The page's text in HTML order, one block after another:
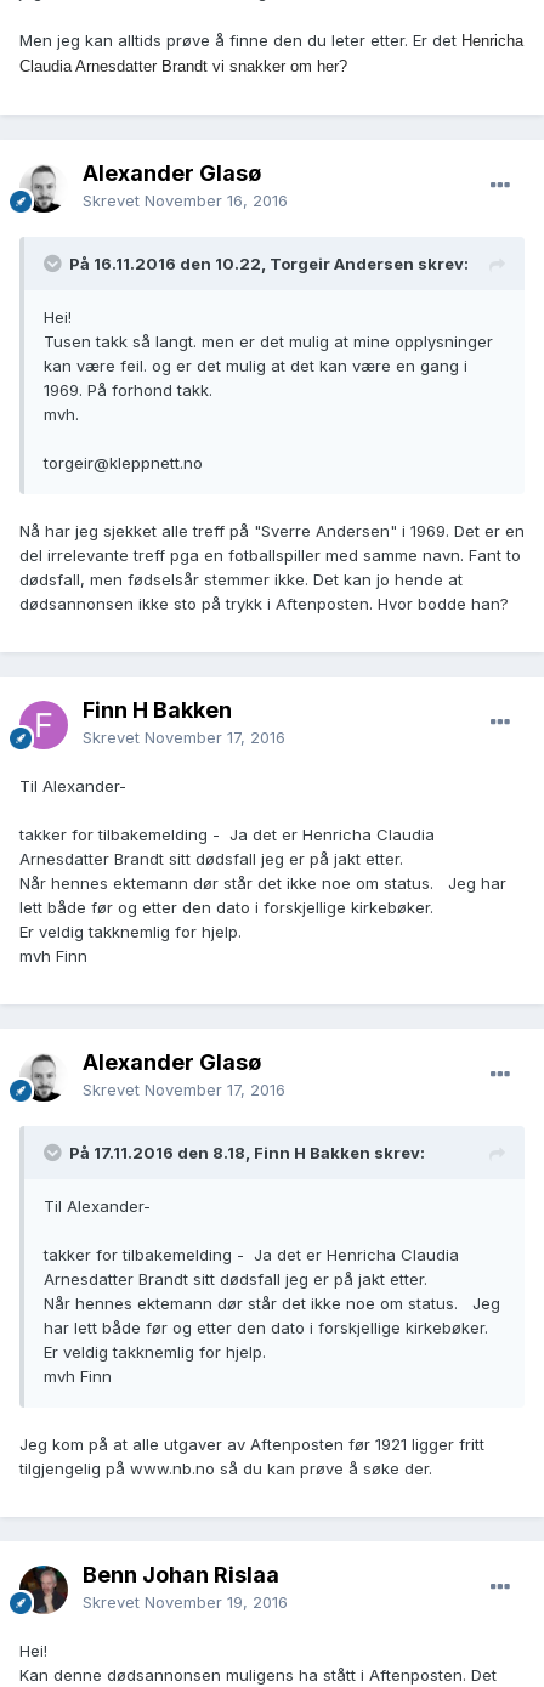
Men jeg kan alltids prøve å finne den du leter etter. Er det Henricha
Claudia Arnesdatter Brandt vi snakker om her?
Alexander Glasø
Skrevet November 16, 2016
På 16.11.2016 den 10.22, Torgeir Andersen skrev:
Hei!
Tusen takk så langt. men er det mulig at mine opplysninger
kan være feil. og er det mulig at det kan være en gang i
1969. På forhond takk.
mvh.
torgeir@kleppnett.no
Nå har jeg sjekket alle treff på "Sverre Andersen" i 1969. Det er en
del irrelevante treff pga en fotballspiller med samme navn. Fant to
dødsfall, men fødselsår stemmer ikke. Det kan jo hende at
dødsannonsen ikke sto på trykk i Aftenposten. Hvor bodde han?
Finn H Bakken
Skrevet November 17, 2016
Til Alexander-
takker for tilbakemelding - Ja det er Henricha Claudia
Arnesdatter Brandt sitt dødsfall jeg er på jakt etter.
Når hennes ektemann dør står det ikke noe om status. Jeg har
lett både før og etter den dato i forskjellige kirkebøker.
Er veldig takknemlig for hjelp.
mvh Finn
Alexander Glasø
Skrevet November 17, 2016
På 17.11.2016 den 8.18, Finn H Bakken skrev:
Til Alexander-
takker for tilbakemelding - Ja det er Henricha Claudia
Arnesdatter Brandt sitt dødsfall jeg er på jakt etter.
Når hennes ektemann dør står det ikke noe om status. Jeg
har lett både før og etter den dato i forskjellige kirkebøker.
Er veldig takknemlig for hjelp.
mvh Finn
Jeg kom på at alle utgaver av Aftenposten før 1921 ligger fritt
tilgjengelig på www.nb.no så du kan prøve å søke der.
Benn Johan Rislaa
Skrevet November 19, 2016
Hei!
Kan denne dødsannonsen muligens ha stått i Aftenposten. Det